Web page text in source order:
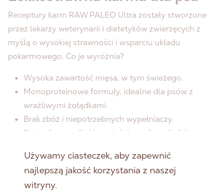
Receptury karm RAW PALEO Ultra zostały stworzone
przez lekarzy weterynarii i dietetyków zwierzęcych z
myślą o wysokiej strawności i wsparciu układu
pokarmowego. Co je wyróżnia?
Wysoka zawartość mięsa, w tym świeżego.
Monoproteinowe formuły, idealne dla psów z
wrażliwymi żołądkami.
Brak zbóż i niepotrzebnych wypełniaczy.
Kontrolowana ilość wartościowych podrobów.
odporność.
Dzięki prostym recepturom i wysokiej jakości
Używamy ciasteczek, aby zapewnić
najlepszą jakość korzystania z naszej
witryny.